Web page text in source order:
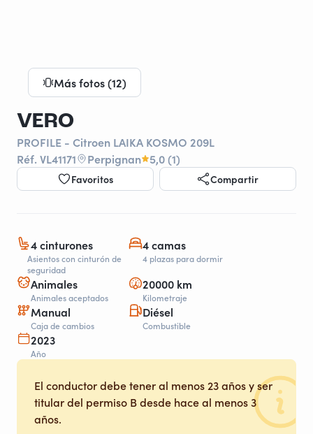
Más fotos (12)
VERO
PROFILE - Citroen LAIKA KOSMO 209L
Réf. VL41171
Perpignan 5,0 (1)
Favoritos Compartir
4 cinturones
Asientos con cinturón de
seguridad
4 camas
4 plazas para dormir
Animales
Animales aceptados
20000 km
Kilometraje
Manual
Caja de cambios
Diésel
Combustible
2023
Año
El conductor debe tener al menos 23 años y ser
titular del permiso B desde hace al menos 3
años.